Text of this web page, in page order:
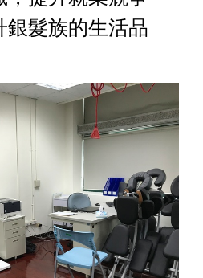
銀髮族的生活品